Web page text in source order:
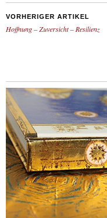
VORHERIGER ARTIKEL
Hoffnung – Zuversicht – Resilienz